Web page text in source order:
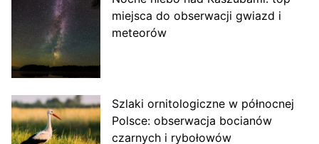
miejsca do obserwacji gwiazd i
meteorów
Szlaki ornitologiczne w północnej
Polsce: obserwacja bocianów
czarnych i rybołowów